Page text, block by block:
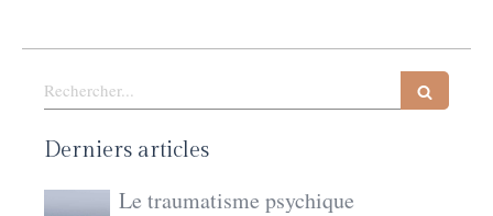
Rechercher
Derniers articles
Le traumatisme psychique